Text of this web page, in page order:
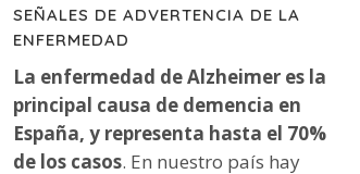
SEÑALES DE ADVERTENCIA DE LA
ENFERMEDAD
La enfermedad de Alzheimer es la
principal causa de demencia en
España, y representa hasta el 70%
de los casos. En nuestro país hay